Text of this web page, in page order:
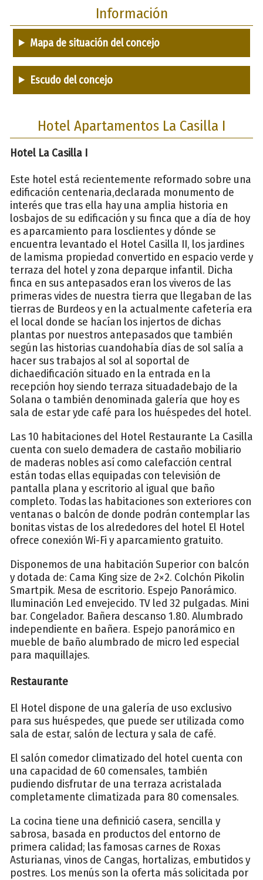
Información
Mapa de situación del concejo
Escudo del concejo
Hotel Apartamentos La Casilla I
Hotel La Casilla I
Este hotel está recientemente reformado sobre una
edificación centenaria,declarada monumento de
interés que tras ella hay una amplia historia en
losbajos de su edificación y su finca que a día de hoy
es aparcamiento para losclientes y dónde se
encuentra levantado el Hotel Casilla II, los jardines
de lamisma propiedad convertido en espacio verde y
terraza del hotel y zona deparque infantil. Dicha
finca en sus antepasados eran los viveros de las
primeras vides de nuestra tierra que llegaban de las
tierras de Burdeos y en la actualmente cafetería era
el local donde se hacían los injertos de dichas
plantas por nuestros antepasados que también
según las historias cuandohabía días de sol salía a
hacer sus trabajos al sol al soportal de
dichaedificación situado en la entrada en la
recepción hoy siendo terraza situadadebajo de la
Solana o también denominada galería que hoy es
sala de estar yde café para los huéspedes del hotel.
Las 10 habitaciones del Hotel Restaurante La Casilla
cuenta con suelo demadera de castaño mobiliario
de maderas nobles así como calefacción central
están todas ellas equipadas con televisión de
pantalla plana y escritorio al igual que baño
completo. Todas las habitaciones son exteriores con
ventanas o balcón de donde podrán contemplar las
bonitas vistas de los alrededores del hotel El Hotel
ofrece conexión Wi-Fi y aparcamiento gratuito.
Disponemos de una habitación Superior con balcón
y dotada de: Cama King size de 2×2. Colchón Pikolin
Smartpik. Mesa de escritorio. Espejo Panorámico.
Iluminación Led envejecido. TV led 32 pulgadas. Mini
bar. Congelador. Bañera descanso 1.80. Alumbrado
independiente en bañera. Espejo panorámico en
mueble de baño alumbrado de micro led especial
para maquillajes.
Restaurante
El Hotel dispone de una galería de uso exclusivo
para sus huéspedes, que puede ser utilizada como
sala de estar, salón de lectura y sala de café.
El salón comedor climatizado del hotel cuenta con
una capacidad de 60 comensales, también
pudiendo disfrutar de una terraza acristalada
completamente climatizada para 80 comensales.
La cocina tiene una definició casera, sencilla y
sabrosa, basada en productos del entorno de
primera calidad; las famosas carnes de Roxas
Asturianas, vinos de Cangas, hortalizas, embutidos y
postres. Los menús son la oferta más solicitada por